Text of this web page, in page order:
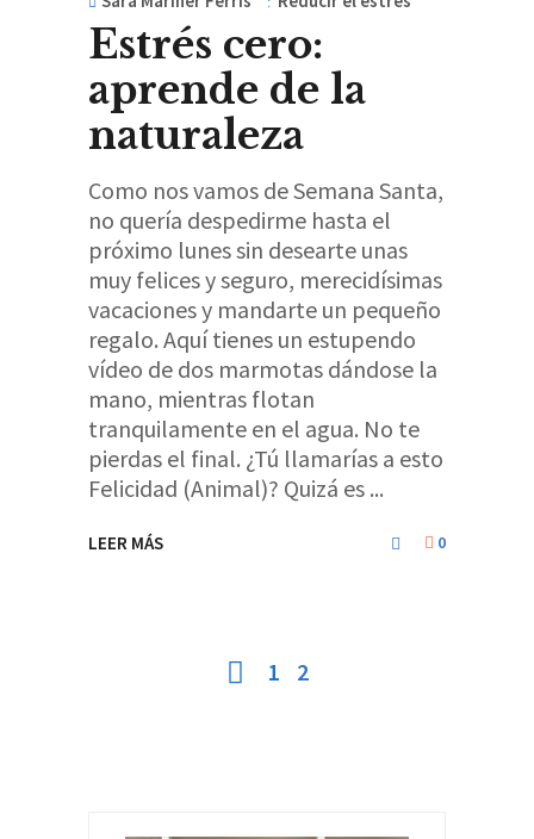
Estrés cero:
aprende de la
naturaleza
Como nos vamos de Semana Santa,
no quería despedirme hasta el
próximo lunes sin desearte unas
muy felices y seguro, merecidísimas
vacaciones y mandarte un pequeño
regalo. Aquí tienes un estupendo
vídeo de dos marmotas dándose la
mano, mientras flotan
tranquilamente en el agua. No te
pierdas el final. ¿Tú llamarías a esto
Felicidad (Animal)? Quizá es
LEER MÁS 0
1 2